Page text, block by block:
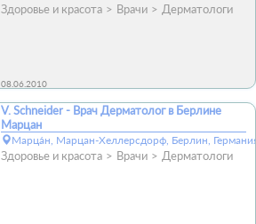
Здоровье и красота Врачи Дерматологи
08.06.2010
V. Schneider - Врач Дерматолог в Берлине
Марцан
Марца́н, Марцан-Хеллерсдорф, Берлин,
Здоровье и красота Врачи Дерматологи